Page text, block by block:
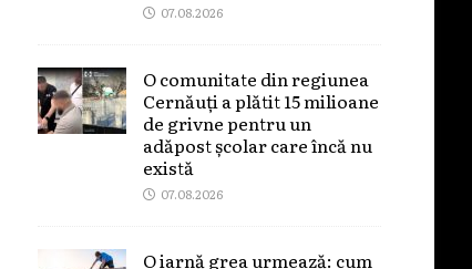
07.08.2026
O comunitate din regiunea
Cernăuți a plătit 15 milioane
de grivne pentru un
adăpost școlar care încă nu
există
07.08.2026
O iarnă grea urmează: cum